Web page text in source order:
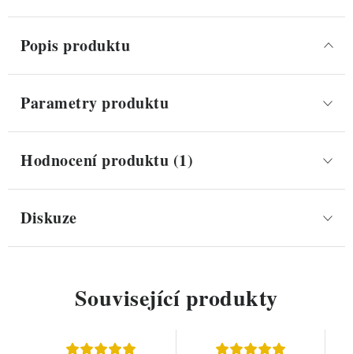
Popis produktu
Parametry produktu
Hodnocení produktu (1)
Diskuze
Související produkty